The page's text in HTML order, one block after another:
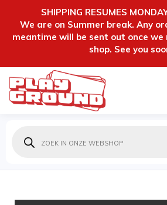
SHIPPING RESUMES
We are on Summer break. Any
meantime will be sent out once
shop. See you
zoeken